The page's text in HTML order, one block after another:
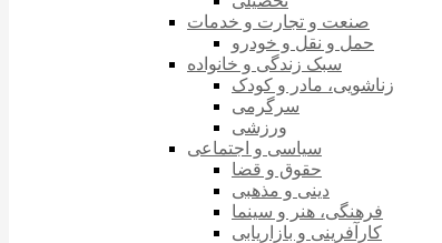
صنعت و تجارت و خدمات
حمل و نقل و خودرو
سبک زندگی و خانواده
زناشویی، مادر و کودک
سرگرمی
ورزشی
سیاسی و اجتماعی
حقوق و قضا
دینی و مذهبی
فرهنگی، هنر و سینما
کارآفرینی و بازاریابی